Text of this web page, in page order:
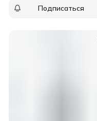
1000 мл Подписаться